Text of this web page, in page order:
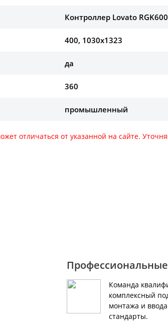
Контроллер Lovato RGK600
400, 1030х1323
да
360
промышленный
отличаться от указанной на сайте.
Команда
комплексный
монтажа и
стандарты.